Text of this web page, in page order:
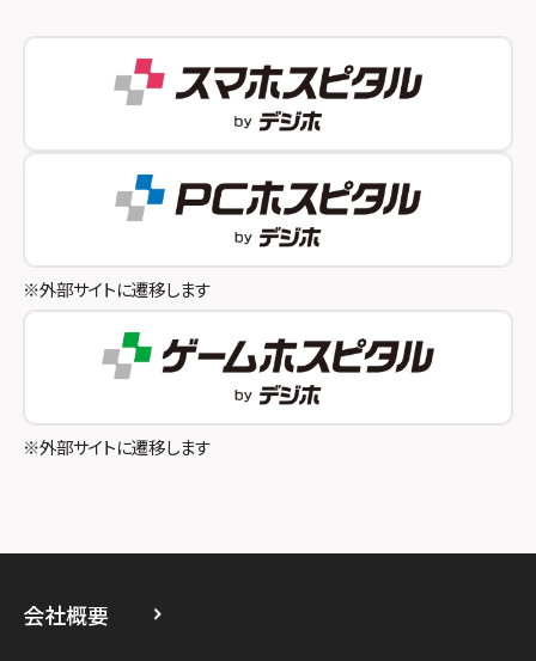
スマホスピタル 自由が丘
スマホスピタルオリナス錦糸町
スマホスピタル テルル成増
スマホスピタル池袋
スマホスピタル八王子
スマホスピタル町田
スマホスピタル吉祥寺
スマホスピタル立川
スマホスピタル by デジホ 姫路キャスパ
スマホスピタル伊丹
スマホスピタル奈良生駒
スマホスピタル和歌山
※外部サイトに遷移します
※外部サイトに遷移します
会社概要